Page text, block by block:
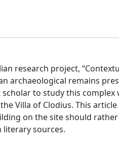
research project,
archaeological remains
to study this complex
Villa of Clodius. This
on the site should
sources.